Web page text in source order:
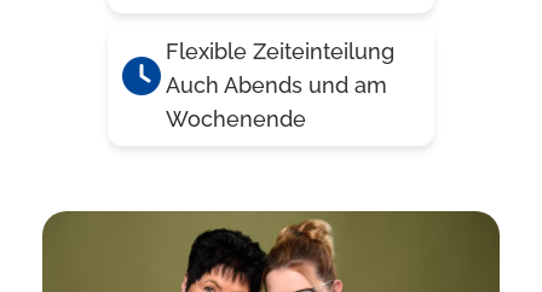
Flexible Zeiteinteilung
Auch Abends und am
Wochenende